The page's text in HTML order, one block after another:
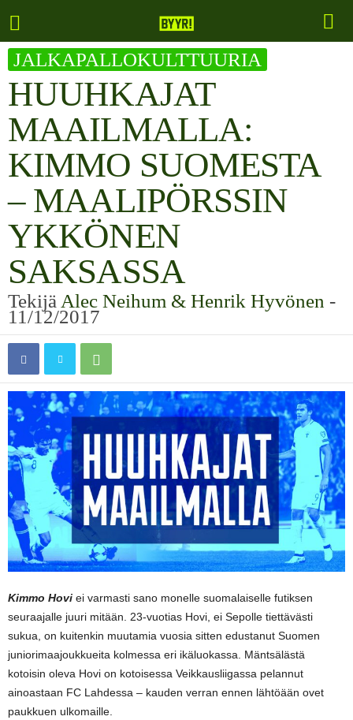
JALKAPALLOKULTTUURIA
HUUHKAJAT
MAAILMALLA:
KIMMO SUOMESTA
– MAALIPÖRSSIN
YKKÖNEN
SAKSASSA
Tekijä Alec Neihum & Henrik Hyvönen -
11/12/2017
Kimmo Hovi ei varmasti sano monelle suomalaiselle futiksen
seuraajalle juuri mitään. 23-vuotias Hovi, ei Sepolle tiettävästi
sukua, on kuitenkin muutamia vuosia sitten edustanut Suomen
juniorimaajoukkueita kolmessa eri ikäluokassa. Mäntsälästä
kotoisin oleva Hovi on kotoisessa Veikkausliigassa pelannut
ainoastaan FC Lahdessa – kauden verran ennen lähtöään ovet
paukkuen ulkomaille.